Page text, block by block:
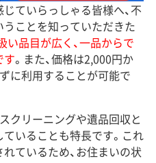
ていらっしゃる皆様へ、不
ことを知っていただきた
い品目が広く、一品からで
す。また、価格は2,000円か
に利用することが可能で
クリーニングや遺品回収と
いることも特長です。これ
ているため、お住まいの状